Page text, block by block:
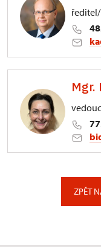
3/, Mgr.
ZPĚT